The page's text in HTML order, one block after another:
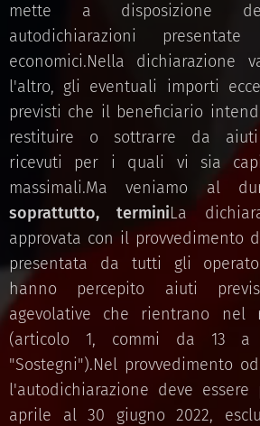
mette a disposizione
autodichiarazioni
economici.Nella dichiarazione
l'altro, gli eventuali importi
previsti che il beneficiario
restituire o sottrarre da aiuti
ricevuti per i quali vi sia
massimali.Ma veniamo al
soprattutto, terminiLa
approvata con il provvedimento
presentata da tutti gli
hanno percepito aiuti
agevolative che rientrano nel
(articolo 1, commi da 13 a
"Sostegni").Nel provvedimento
l'autodichiarazione deve
aprile al 30 giugno 2022,